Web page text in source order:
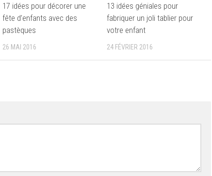
17 idées pour décorer une
fête d’enfants avec des
pastèques
26 MAI 2016
13 idées géniales pour
fabriquer un joli tablier pour
votre enfant
24 FÉVRIER 2016